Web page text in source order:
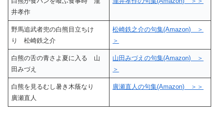
井孝作
野馬追武者兜の白熊目立ちけ
り 松崎鉄之介
松崎鉄之介の句集(Amazon) ＞
＞
白熊の舌の青さよ夏に入る 山
田みづえ
山田みづえの句集(Amazon) ＞
＞
白熊を見るむし暑き木蔭なり
廣瀬直人
廣瀬直人の句集(Amazon) ＞＞